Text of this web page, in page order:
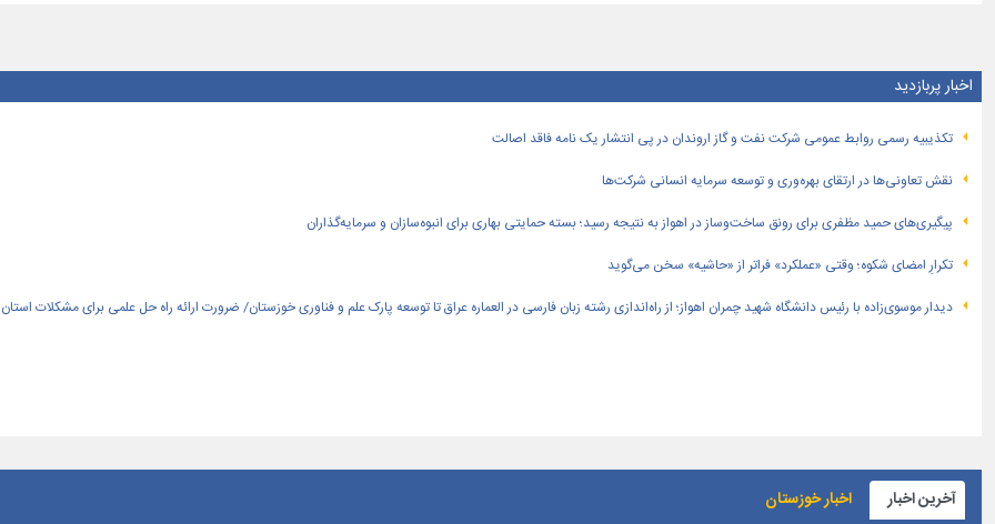
اخبار پربازدید
تكذیبیه رسمی روابط عمومی شركت نفت و گاز اروندان در پی انتشار یک نامه فاقد اصالت
نقش تعاونی‌ها در ارتقای بهره‌وری و توسعه سرمایه انسانی شرکت‌ها
پیگیری‌های حمید مظفری برای رونق ساخت‌وساز در اهواز به نتیجه رسید؛ بسته حمایتی بهاری برای انبوه‌سازان و سرمایه‌گذاران
تکرارِ امضای شکوه؛ وقتی «عملکرد» فراتر از «حاشیه» سخن می‌گوید
دیدار موسوی‌زاده با رئیس دانشگاه شهید چمران اهواز؛ از راه‌اندازی رشته زبان فارسی در العماره عراق تا توسعه پارک علم و فناوری خوزستان/ ضرورت ارائه راه حل علمی برای مشکلات استان
آخرین اخبار اخبار خوزستان